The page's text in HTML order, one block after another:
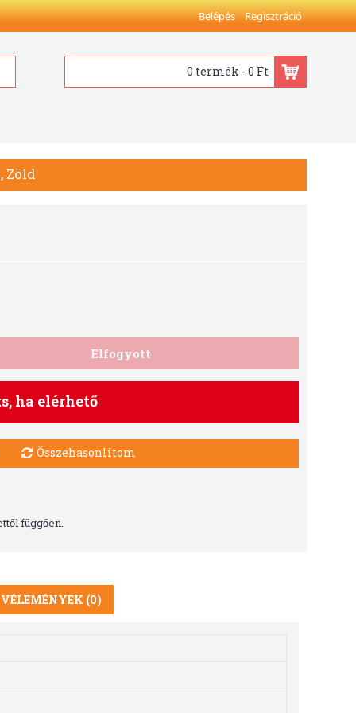
Belépés Regisztráció
0 termék - 0 Ft
Zöld
Elfogyott
ha elérhető
Összehasonlítom
függően.
VÉLEMÉNYEK (0)